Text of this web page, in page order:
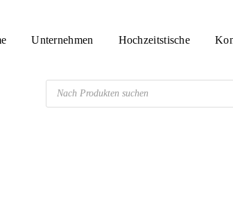
Unternehmen Hochzeitstische
Products
search